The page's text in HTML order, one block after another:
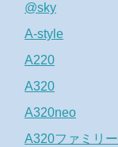
@sky
A-style
A220
A320
A320neo
A320ファミリー